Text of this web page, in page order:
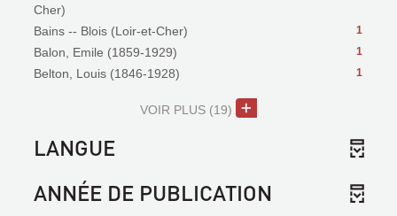
Cher)
1
Bains -- Blois (Loir-et-Cher)
1
Balon, Emile (1859-1929)
1
Belton, Louis (1846-1928)
VOIR PLUS (19)
LANGUE
ANNÉE DE PUBLICATION